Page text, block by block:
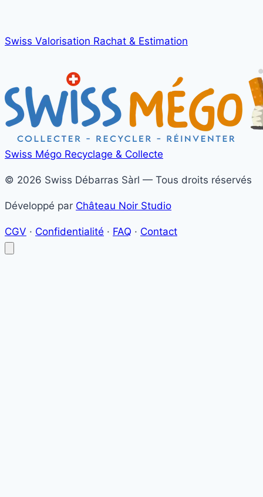
Swiss Valorisation Rachat & Estimation
Swiss Mégo Recyclage & Collecte
© 2026 Swiss Débarras Sàrl — Tous droits réservés
Développé par Château Noir Studio
CGV · Confidentialité · FAQ · Contact